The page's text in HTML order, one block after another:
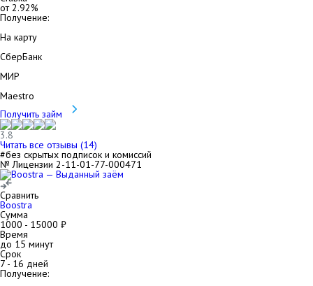
от2.92%
Получение:
На карту
СберБанк
МИР
Maestro
Получить займ
3.8
Читать все отзывы (14)
#без скрытых подписок и комиссий
№ Лицензии 2-11-01-77-000471
Сравнить
Boostra
Сумма
1000 - 15000 ₽
Время
до 15 минут
Срок
7- 16 дней
Получение: